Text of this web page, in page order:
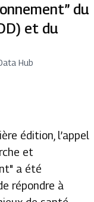
du
et du
Hub
édition, l’appel
et
a été
répondre à